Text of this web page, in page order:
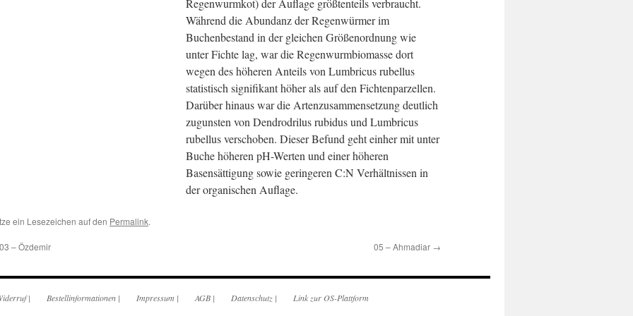
Regenwurmkot) der Auflage größtenteils verbraucht.
Während die Abundanz der Regenwürmer im
Buchenbestand in der gleichen Größenordnung wie
unter Fichte lag, war die Regenwurmbiomasse dort
wegen des höheren Anteils von Lumbricus rubellus
statistisch signifikant höher als auf den Fichtenparzellen.
Darüber hinaus war die Artenzusammensetzung deutlich
zugunsten von Dendrodrilus rubidus und Lumbricus
rubellus verschoben. Dieser Befund geht einher mit unter
Buche höheren pH-Werten und einer höheren
Basensättigung sowie geringeren C:N Verhältnissen in
der organischen Auflage.
ein Lesezeichen auf den Permalink.
03 – Özdemir 05 – Ahmadiar →
| Bestellinformationen | Impressum | AGB | Datenschutz | Link zur OS-Plattform